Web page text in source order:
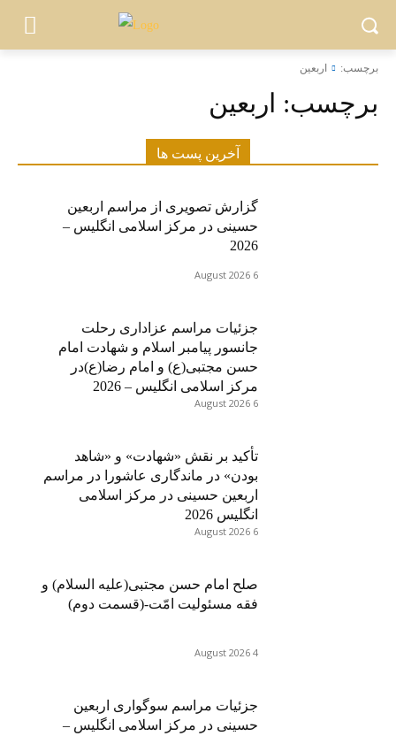
برچسب: اربعین
برچسب: اربعین
آخرین پست ها
گزارش تصویری از مراسم اربعین
حسینی در مرکز اسلامی انگلیس –
2026
6 August 2026
جزئیات مراسم عزاداری رحلت
جانسور پیامبر اسلام و شهادت امام
حسن مجتبی(ع) و امام رضا(ع)در
مرکز اسلامی انگلیس – 2026
6 August 2026
تأکید بر نقش «شهادت» و «شاهد
بودن» در ماندگاری عاشورا در مراسم
اربعین حسینی در مرکز اسلامی
انگلیس 2026
6 August 2026
صلح امام حسن مجتبی(علیه السلام) و
فقه مسئولیت امّت-(قسمت دوم)
4 August 2026
جزئیات مراسم سوگواری اربعین
حسینی در مرکز اسلامی انگلیس –